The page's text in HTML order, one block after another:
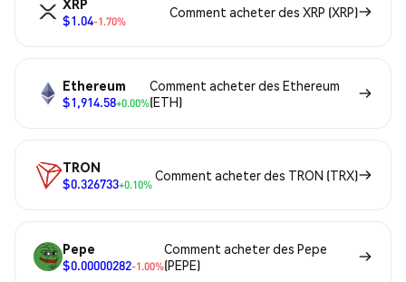
XRP
$1.04-1.70%
Comment acheter des XRP (XRP)
Ethereum
$1,914.58+0.00%
Comment acheter des Ethereum
(ETH)
TRON
$0.326733+0.10%
Comment acheter des TRON (TRX)
Pepe
$0.00000282-1.00%
Comment acheter des Pepe
(PEPE)